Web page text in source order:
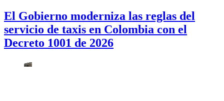
El Gobierno moderniza las reglas del
servicio de taxis en Colombia con el
Decreto 1001 de 2026